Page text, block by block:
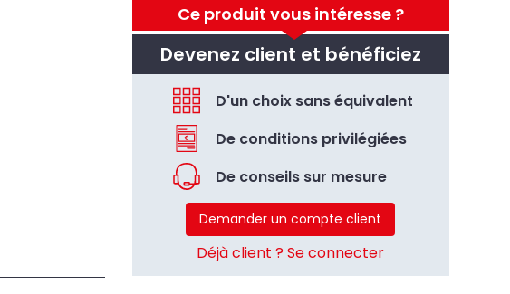
Ce produit vous intéresse ?
Devenez client et bénéficiez
D'un choix sans équivalent
De conditions privilégiées
De conseils sur mesure
Demander un compte client
Déjà client ? Se connecter